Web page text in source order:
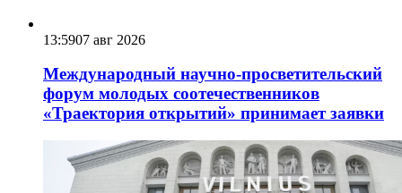
13:5907 авг 2026
Международный научно-просветительский
форум молодых соотечественников
«Траектория открытий» принимает заявки